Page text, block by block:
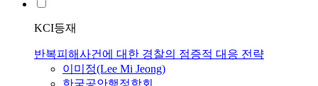
KCI등재
반복피해사건에 대한 경찰의 점증적 대응 전략
이미정(Lee Mi Jeong)